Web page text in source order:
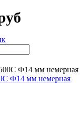
Ф14 мм немерная